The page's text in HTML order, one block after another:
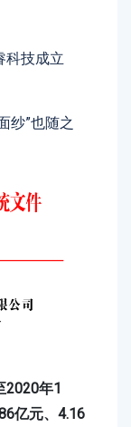
科技成立
纱”也随之
2020年1
亿元、4.16